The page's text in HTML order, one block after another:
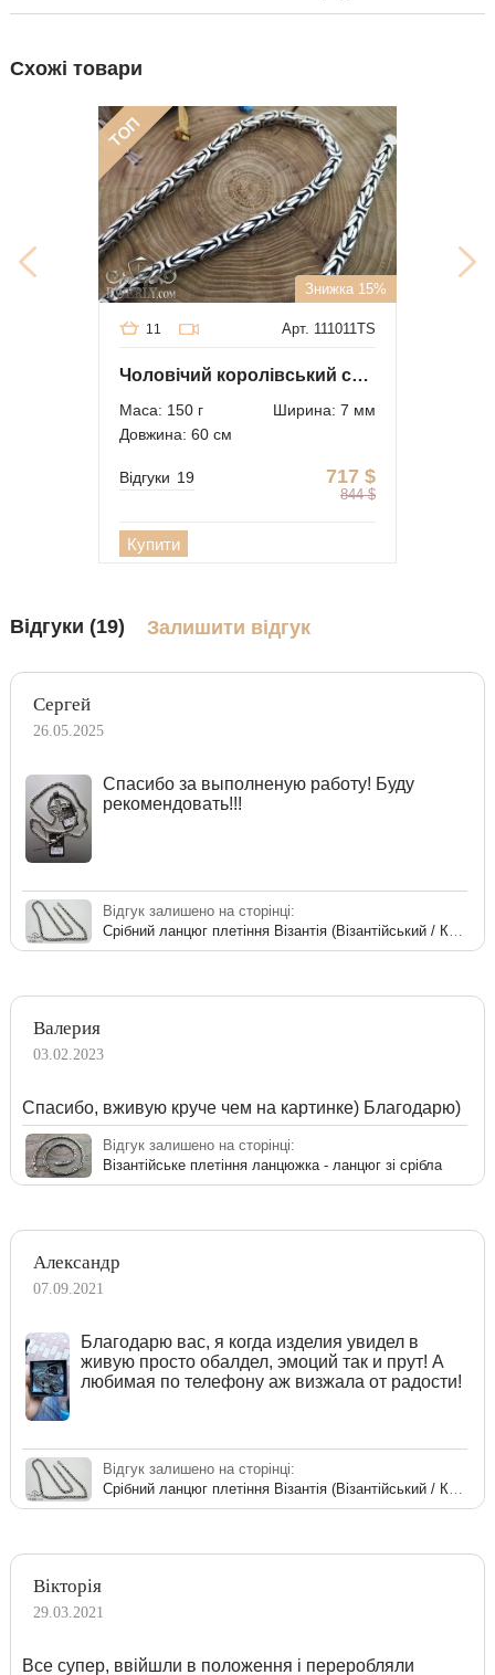
Схожі товари
ТОП
Знижка 15%
Арт. 111011TS
11
Чоловічий королівський срібний ланцюг
Маса: 150 г
Ширина: 7 мм
Довжина: 60 см
717 $
844 $
Відгуки 19
Купити
Відгуки (19) Залишити відгук
Сергей
26.05.2025
Спасибо за выполненую работу! Буду
рекомендовать!!!
Відгук залишено на сторінці:
Валерия
03.02.2023
Спасибо, вживую круче чем на картинке) Благодарю)
Відгук залишено на сторінці:
Візантійське плетіння ланцюжка - ланцюг зі срібла
Александр
07.09.2021
Благодарю вас, я когда изделия увидел в
живую просто обалдел, эмоций так и прут! А
любимая по телефону аж визжала от радости!
Відгук залишено на сторінці:
Вікторія
29.03.2021
Все супер, ввійшли в положення і переробляли